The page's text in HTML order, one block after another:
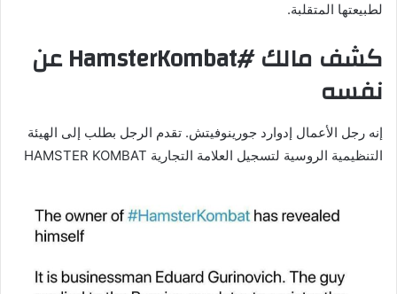
لطبيعتها المتقلبة.
كشف مالك #HamsterKombat عن
نفسه
إنه رجل الأعمال إدوارد جورينوفيتش. تقدم الرجل بطلب إلى الهيئة
التنظيمية الروسية لتسجيل العلامة التجارية HAMSTER KOMBAT